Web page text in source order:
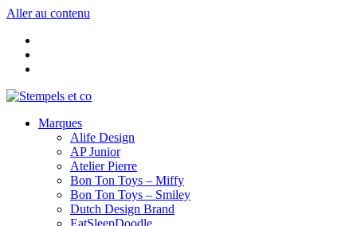
Aller au contenu
Marques
Alife Design
AP Junior
Atelier Pierre
Bon Ton Toys – Miffy
Bon Ton Toys – Smiley
Dutch Design Brand
EatSleepDoodle